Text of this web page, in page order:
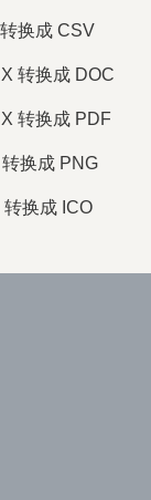
换成 CSV
转换成 DOC
转换成 PDF
换成 PNG
换成 ICO